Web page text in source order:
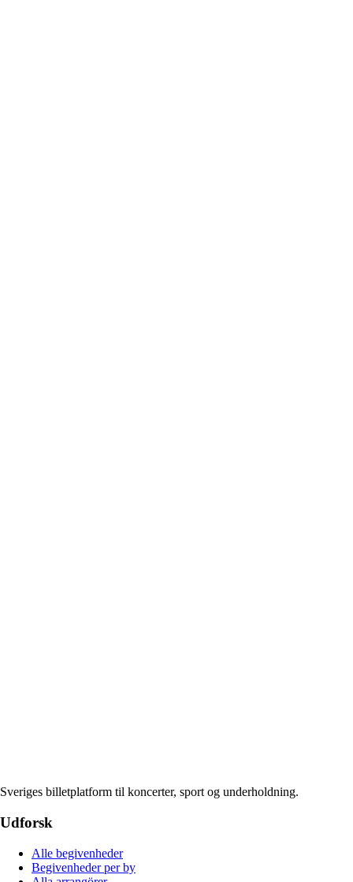
Sveriges billetplatform til koncerter, sport og underholdning.
Udforsk
Alle begivenheder
Begivenheder per by